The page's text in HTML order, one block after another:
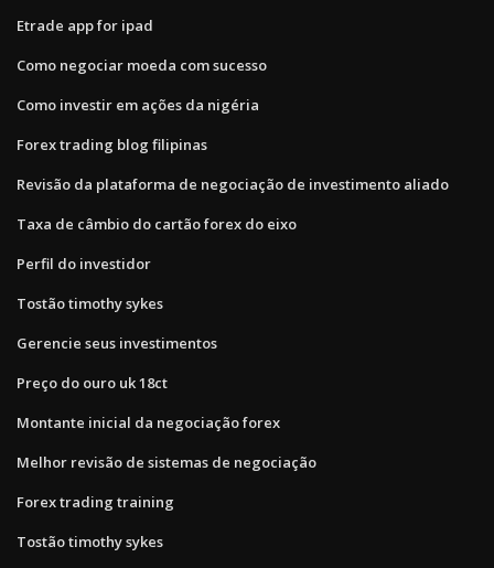
Etrade app for ipad
Como negociar moeda com sucesso
Como investir em ações da nigéria
Forex trading blog filipinas
Revisão da plataforma de negociação de investimento aliado
Taxa de câmbio do cartão forex do eixo
Perfil do investidor
Tostão timothy sykes
Gerencie seus investimentos
Preço do ouro uk 18ct
Montante inicial da negociação forex
Melhor revisão de sistemas de negociação
Forex trading training
Tostão timothy sykes